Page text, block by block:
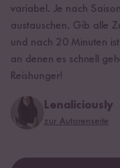
variabel. Je nach
austauschen. Gib alle
und nach 20 Minuten
an denen es schnell
Reishunger!
Lenaliciously
zur Autorenseite